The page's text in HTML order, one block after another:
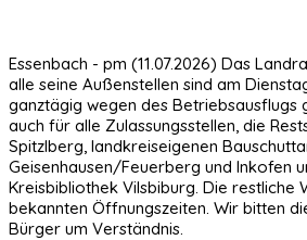
Essenbach - pm (11.07.2026) Das
alle seine Außenstellen sind am
ganztägig wegen des Betriebsausflugs
auch für alle Zulassungsstellen, die
Spitzlberg, landkreiseigenen
Geisenhausen/Feuerberg und Inkofen
Kreisbibliothek Vilsbiburg. Die restliche
bekannten Öffnungszeiten. Wir bitten
Bürger um Verständnis.